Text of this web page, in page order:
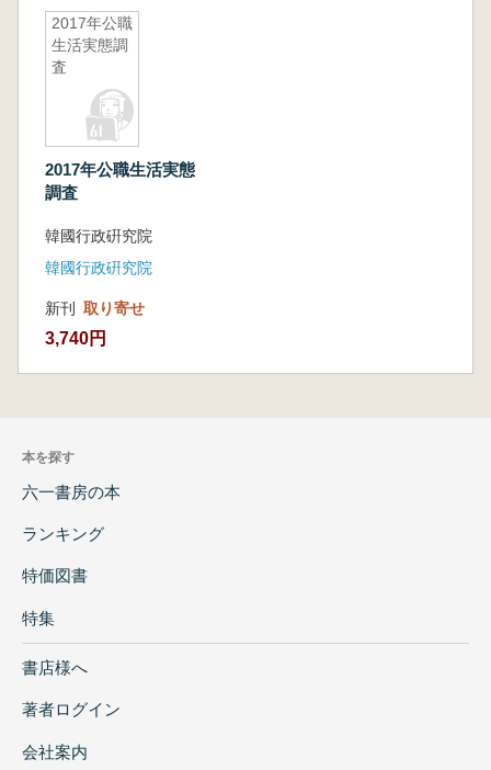
2017年公職
生活実態調
査
2017年公職生活実態
調査
韓國行政硏究院
韓國行政硏究院
新刊 取り寄せ
3,740円
本を探す
六一書房の本
ランキング
特価図書
特集
書店様へ
著者ログイン
会社案内